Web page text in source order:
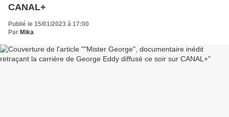
CANAL+
Publié le 15/01/2023 à 17:00
Par Mika